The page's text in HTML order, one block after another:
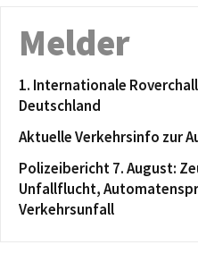
Melder
1. Internationale
Deutschland
Aktuelle Verkehrsinfo zur
Polizeibericht 7. August:
Unfallflucht,
Verkehrsunfall